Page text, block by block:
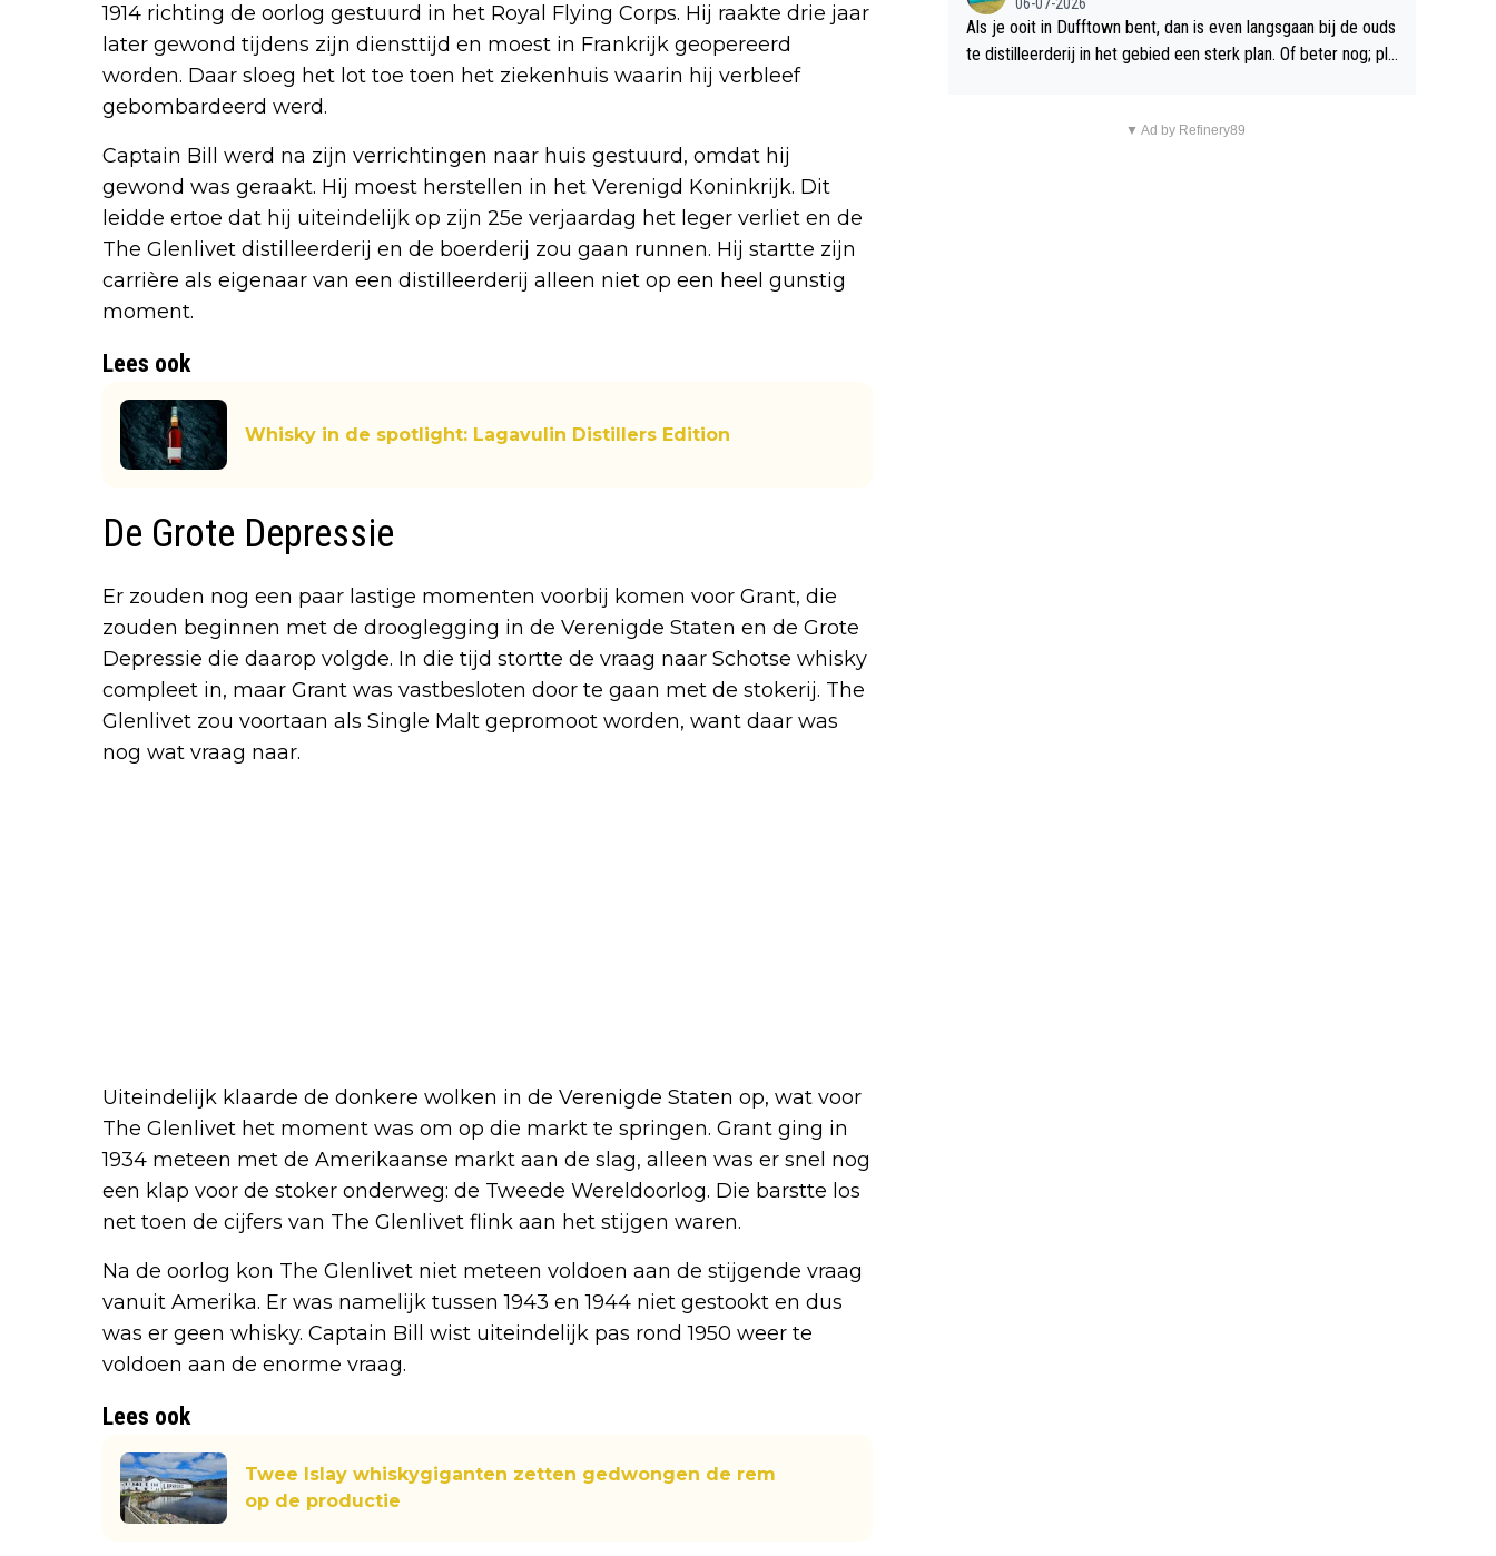
1914 richting de oorlog gestuurd in het Royal Flying Corps. Hij raakte drie jaar
later gewond tijdens zijn diensttijd en moest in Frankrijk geopereerd
worden. Daar sloeg het lot toe toen het ziekenhuis waarin hij verbleef
gebombardeerd werd.
Captain Bill werd na zijn verrichtingen naar huis gestuurd, omdat hij
gewond was geraakt. Hij moest herstellen in het Verenigd Koninkrijk. Dit
leidde ertoe dat hij uiteindelijk op zijn 25e verjaardag het leger verliet en de
The Glenlivet distilleerderij en de boerderij zou gaan runnen. Hij startte zijn
carrière als eigenaar van een distilleerderij alleen niet op een heel gunstig
moment.
Lees ook
Whisky in de spotlight: Lagavulin Distillers Edition
De Grote Depressie
Er zouden nog een paar lastige momenten voorbij komen voor Grant, die
zouden beginnen met de drooglegging in de Verenigde Staten en de Grote
Depressie die daarop volgde. In die tijd stortte de vraag naar Schotse whisky
compleet in, maar Grant was vastbesloten door te gaan met de stokerij. The
Glenlivet zou voortaan als Single Malt gepromoot worden, want daar was
nog wat vraag naar.
Uiteindelijk klaarde de donkere wolken in de Verenigde Staten op, wat voor
The Glenlivet het moment was om op die markt te springen. Grant ging in
1934 meteen met de Amerikaanse markt aan de slag, alleen was er snel nog
een klap voor de stoker onderweg: de Tweede Wereldoorlog. Die barstte los
net toen de cijfers van The Glenlivet flink aan het stijgen waren.
Na de oorlog kon The Glenlivet niet meteen voldoen aan de stijgende vraag
vanuit Amerika. Er was namelijk tussen 1943 en 1944 niet gestookt en dus
was er geen whisky. Captain Bill wist uiteindelijk pas rond 1950 weer te
voldoen aan de enorme vraag.
Lees ook
Twee Islay whiskygiganten zetten gedwongen de rem
op de productie
Als je ooit in Dufftown bent, dan is even langsgaan bij de ouds
te distilleerderij in het gebied een sterk plan. Of beter nog; pla
▼ Ad by Refinery89